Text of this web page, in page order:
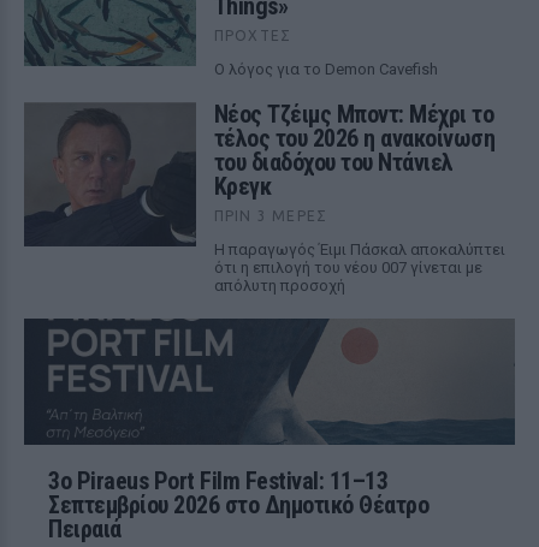
Things»
ΠΡΟΧΤΈΣ
Ο λόγος για το Demon Cavefish
Νέος Τζέιμς Μποντ: Μέχρι το
τέλος του 2026 η ανακοίνωση
του διαδόχου του Ντάνιελ
Κρεγκ
ΠΡΙΝ 3 ΜΈΡΕΣ
Η παραγωγός Έιμι Πάσκαλ αποκαλύπτει
ότι η επιλογή του νέου 007 γίνεται με
απόλυτη προσοχή
3ο Piraeus Port Film Festival: 11–13
Σεπτεμβρίου 2026 στο Δημοτικό Θέατρο
Πειραιά